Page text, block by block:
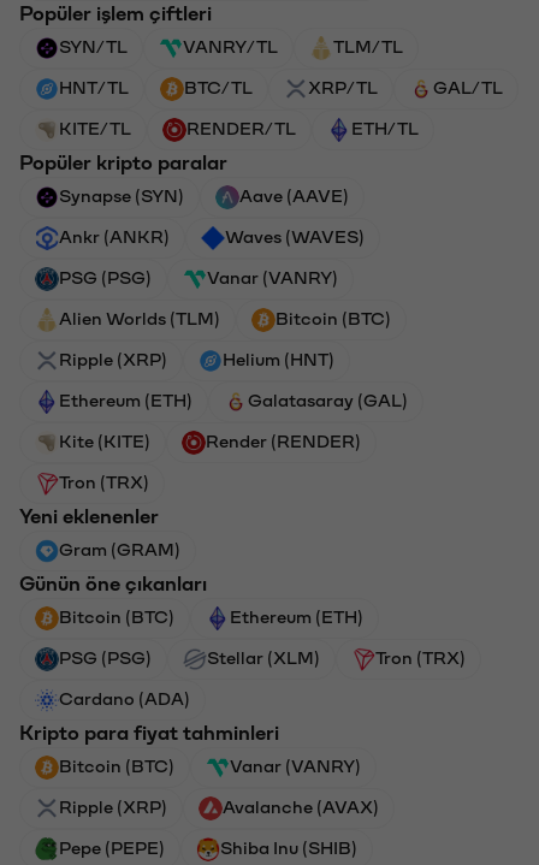
Popüler işlem çiftleri
SYN/TL VANRY/TL TLM/TL
HNT/TL BTC/TL XRP/TL GAL/TL
KITE/TL RENDER/TL ETH/TL
Popüler kripto paralar
Synapse (SYN) Aave (AAVE)
Ankr (ANKR) Waves (WAVES)
PSG (PSG) Vanar (VANRY)
Alien Worlds (TLM) Bitcoin (BTC)
Ripple (XRP) Helium (HNT)
Ethereum (ETH) Galatasaray (GAL)
Kite (KITE) Render (RENDER)
Tron (TRX)
Yeni eklenenler
Gram (GRAM)
Günün öne çıkanları
Bitcoin (BTC) Ethereum (ETH)
PSG (PSG) Stellar (XLM) Tron (TRX)
Cardano (ADA)
Kripto para fiyat tahminleri
Bitcoin (BTC) Vanar (VANRY)
Ripple (XRP) Avalanche (AVAX)
Pepe (PEPE) Shiba Inu (SHIB)